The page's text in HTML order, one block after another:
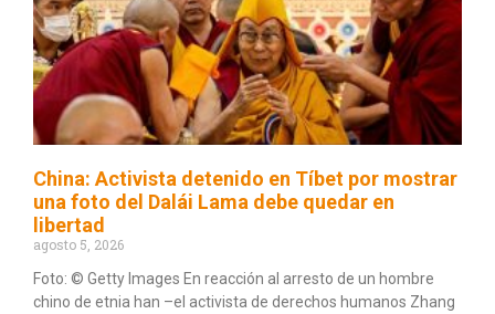
China: Activista detenido en Tíbet por mostrar
una foto del Dalái Lama debe quedar en
libertad
agosto 5, 2026
Foto: © Getty Images En reacción al arresto de un hombre
chino de etnia han –el activista de derechos humanos Zhang